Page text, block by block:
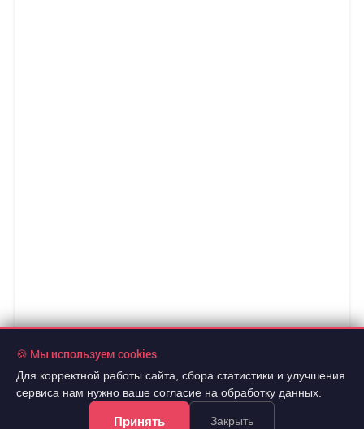
🍪 Мы используем cookies
Для корректной работы сайта, сбора статистики и улучшения
сервиса нам нужно ваше согласие на обработку данных.
Принять Закрыть